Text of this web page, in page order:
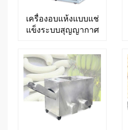
เครื่องอบแห้งแบบแช่
แข็งระบบสุญญากาศ